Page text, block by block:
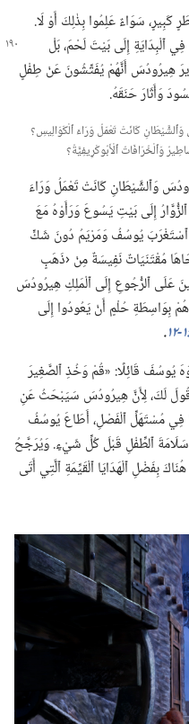
سَوَاءٌ عَلِمُوا بِذٰلِكَ أَوْ لَا.‏
ٱلْبِدَايَةِ إِلَى بَيْتَ لَحْمَ،‏ بَلْ
هِيرُودُسَ أَنَّهُمْ يُفَتِّشُونَ عَنْ طِفْلٍ
وَأَثَارَ حَنَقَهُ.‏
كَانَتْ تَعْمَلُ وَرَاءَ ٱلْكَوَالِيسِ؟‏
وَٱلْخُرَافَاتُ ٱلْأَبُوكْرِيفِيَّةُ؟‏
وَٱلشَّيْطَانِ كَانَتْ تَعْمَلُ وَرَاءَ
إِلَى بَيْتِ يَسُوعَ وَرَأَوْهُ مَعَ
ٱسْتَغْرَبَ يُوسُفُ وَمَرْيَمُ دُونَ شَكٍّ
مُقْتَنَيَاتٌ نَفِيسَةٌ مِنْ ‹ذَهَبٍ
عَلَى ٱلرُّجُوعِ إِلَى ٱلْمَلِكِ هِيرُودُسَ
بِوَاسِطَةِ حُلْمٍ أَنْ يَعُودُوا إِلَى
‏.‏
يُوسُفَ قَائِلًا:‏ «قُمْ وَخُذِ ٱلصَّغِيرَ
لَكَ،‏ لِأَنَّ هِيرُودُسَ سَيَبْحَثُ عَنِ
فِي مُسْتَهَلِّ ٱلْفَصْلِ،‏ أَطَاعَ يُوسُفُ
سَلَامَةَ ٱلطِّفْلِ قَبْلَ كُلِّ شَيْءٍ.‏ وَيُرَجَّحُ
بِفَضْلِ ٱلْهَدَايَا ٱلْقَيِّمَةِ ٱلَّتِي أَتَى